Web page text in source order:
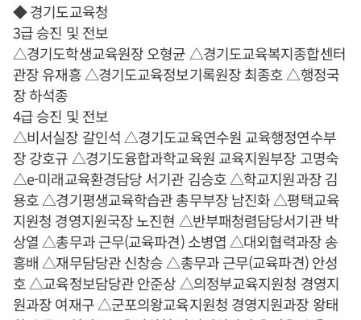
◆ 경기도교육청
3급 승진 및 전보
△경기도학생교육원장 오형균 △경기도교육복지종합센터
관장 유재흥 △경기도교육정보기록원장 최종호 △행정국
장 하석종
4급 승진 및 전보
△비서실장 갈인석 △경기도교육연수원 교육행정연수부
장 강호규 △경기도융합과학교육원 교육지원부장 고명숙
△e-미래교육환경담당 서기관 김승호 △학교지원과장 김
용호 △경기평생교육학습관 총무부장 남진화 △평택교육
지원청 경영지원국장 노진현 △반부패청렴담당서기관 박
상열 △총무과 근무(교육파견) 소병엽 △대외협력과장 송
흥배 △재무담당관 신창승 △총무과 근무(교육파견) 안성
호 △교육정보담당관 안준상 △의정부교육지원청 경영지
원과장 여재구 △군포의왕교육지원청 경영지원과장 왕태